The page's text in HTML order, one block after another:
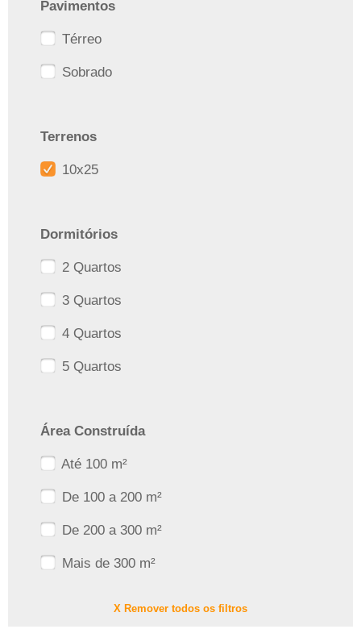
Pavimentos
Térreo
Sobrado
Terrenos
10x25
Dormitórios
2 Quartos
3 Quartos
4 Quartos
5 Quartos
Área Construída
Até 100 m²
De 100 a 200 m²
De 200 a 300 m²
Mais de 300 m²
X Remover todos os filtros